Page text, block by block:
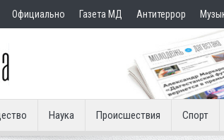
Официально Газета МД Антитеррор
Наука Происшествия Спорт